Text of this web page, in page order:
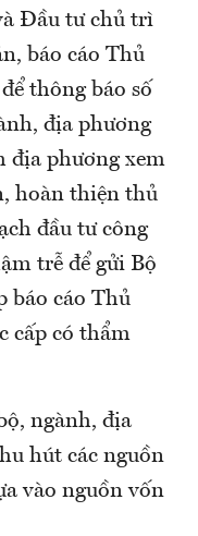
Đầu tư chủ trì
báo cáo Thủ
thông báo số
địa phương
địa phương xem
hoàn thiện thủ
đầu tư công
trễ để gửi Bộ
báo cáo Thủ
cấp có thẩm
ngành, địa
hút các nguồn
vào nguồn vốn